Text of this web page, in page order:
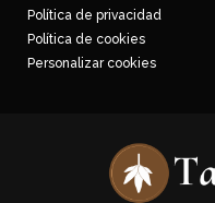
Política de privacidad
Política de cookies
Personalizar cookies